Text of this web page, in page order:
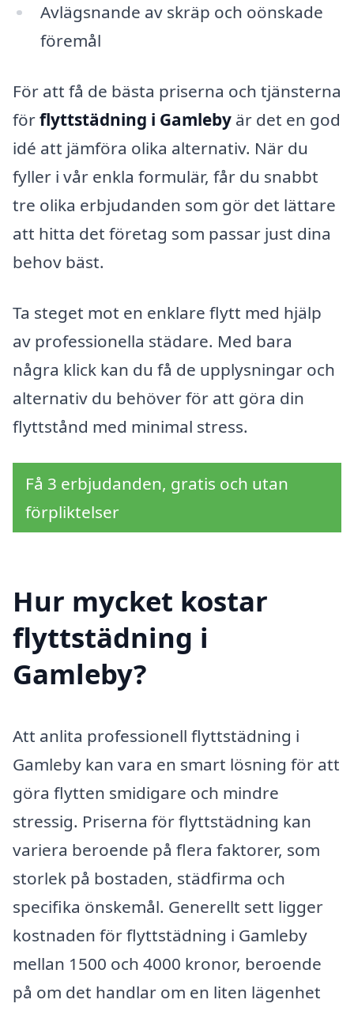
Avlägsnande av skräp och oönskade
föremål
För att få de bästa priserna och tjänsterna
förflyttstädning i Gamleby är det en god
idé att jämföra olika alternativ. När du
fyller i vår enkla formulär, får du snabbt
tre olika erbjudanden som gör det lättare
att hitta det företag som passar just dina
behov bäst.
Ta steget mot en enklare flytt med hjälp
av professionella städare. Med bara
några klick kan du få de upplysningar och
alternativ du behöver för att göra din
flyttstånd med minimal stress.
Få 3 erbjudanden, gratis och utan
förpliktelser
Hur mycket kostar
flyttstädning i
Gamleby?
Att anlita professionell flyttstädning i
Gamleby kan vara en smart lösning för att
göra flytten smidigare och mindre
stressig. Priserna för flyttstädning kan
variera beroende på flera faktorer, som
storlek på bostaden, städfirma och
specifika önskemål. Generellt sett ligger
kostnaden för flyttstädning i Gamleby
mellan 1500 och 4000 kronor, beroende
på om det handlar om en liten lägenhet